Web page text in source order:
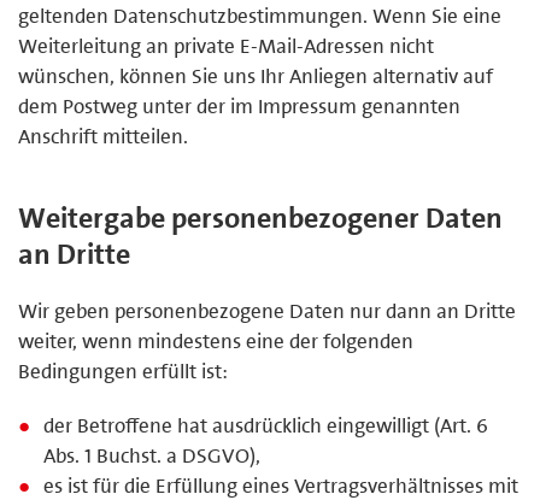
geltenden Datenschutzbestimmungen. Wenn Sie eine
Weiterleitung an private E-Mail-Adressen nicht
wünschen, können Sie uns Ihr Anliegen alternativ auf
dem Postweg unter der im Impressum genannten
Anschrift mitteilen.
Weitergabe personenbezogener Daten
an Dritte
Wir geben personenbezogene Daten nur dann an Dritte
weiter, wenn mindestens eine der folgenden
Bedingungen erfüllt ist:
der Betroffene hat ausdrücklich eingewilligt (Art. 6
Abs. 1 Buchst. a DSGVO),
es ist für die Erfüllung eines Vertragsverhältnisses mit